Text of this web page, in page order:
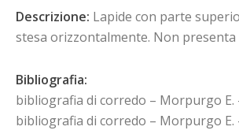
Descrizione: Lapide con parte
stesa orizzontalmente. Non presenta
Bibliografia:
bibliografia di corredo – Morpurgo E.
bibliografia di corredo – Morpurgo E.